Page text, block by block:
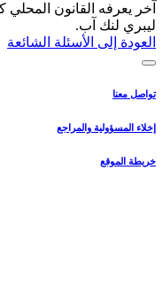
آخر يعرفه القانون
ليبري لنك آب.
العودة إلى الأسئلة الشائعة
تواصل معنا
إخلاء المسؤولية والمراجع
خريطة الموقع